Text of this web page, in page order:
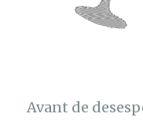
Avant de